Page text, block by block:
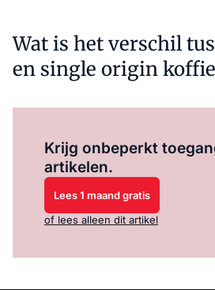
Wat is het verschil
en single origin
Krijg onbeperkt
artikelen.
Lees 1 maand gratis
of lees alleen dit artikel